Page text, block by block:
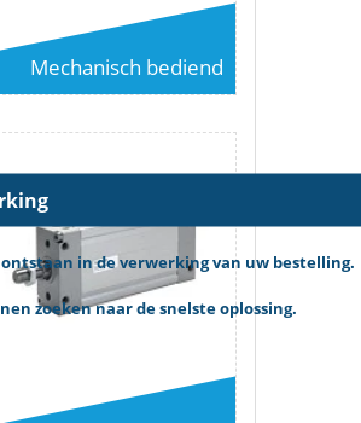
in de verwerking van uw bestelling.
zoeken naar de snelste oplossing.
Mechanisch bediend